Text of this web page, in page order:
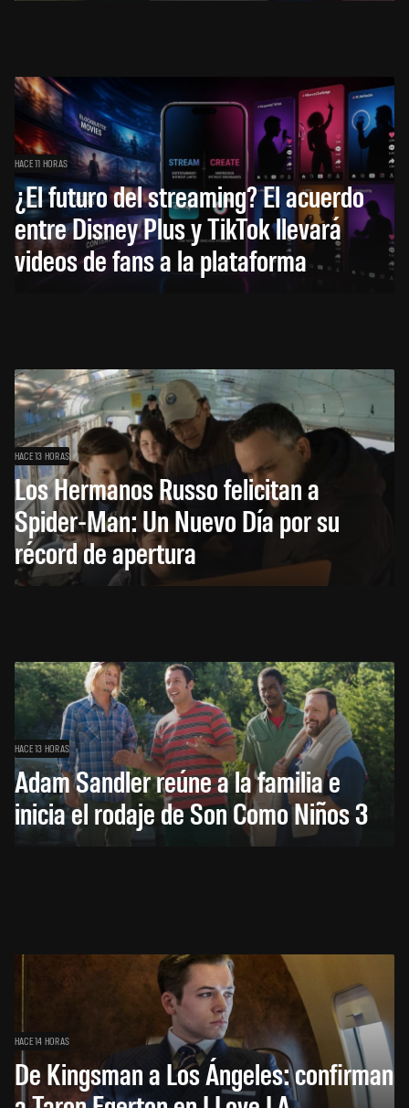
HACE 11 HORAS
¿El futuro del streaming? El acuerdo
entre Disney Plus y TikTok llevará
videos de fans a la plataforma
HACE 13 HORAS
Los Hermanos Russo felicitan a
Spider-Man: Un Nuevo Día por su
récord de apertura
HACE 13 HORAS
Adam Sandler reúne a la familia e
inicia el rodaje de Son Como Niños 3
HACE 14 HORAS
De Kingsman a Los Ángeles: confirman